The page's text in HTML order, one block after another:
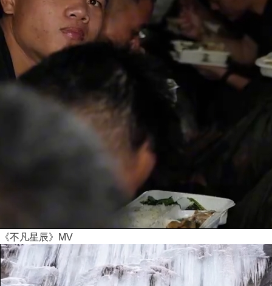
《不凡星辰》MV